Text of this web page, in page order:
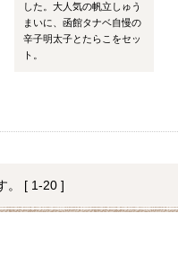
した。大人気の帆立しゅう
まいに、函館タナベ自慢の
辛子明太子とたらこをセッ
ト。
。 [ 1-20 ]